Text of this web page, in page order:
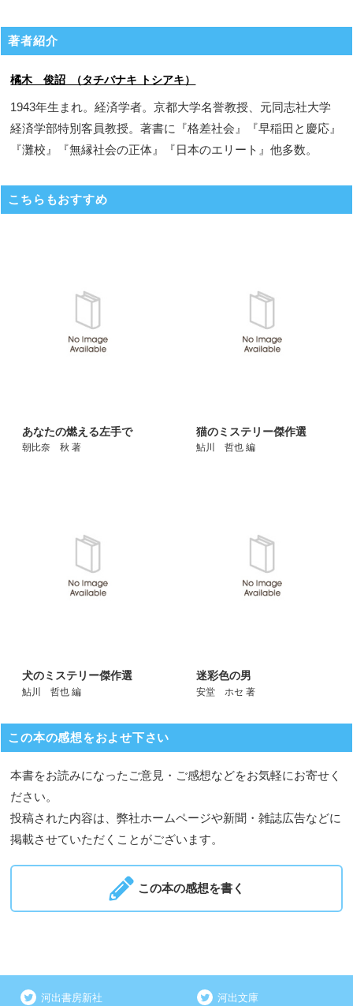
著者紹介
橘木 俊詔 （タチバナキ トシアキ）
1943年生まれ。経済学者。京都大学名誉教授、元同志社大学
経済学部特別客員教授。著書に『格差社会』『早稲田と慶応』
『灘校』『無縁社会の正体』『日本のエリート』他多数。
こちらもおすすめ
あなたの燃える左手で
朝比奈 秋 著
猫のミステリー傑作選
鮎川 哲也 編
犬のミステリー傑作選
鮎川 哲也 編
迷彩色の男
安堂 ホセ 著
この本の感想をおよせ下さい
本書をお読みになったご意見・ご感想などをお気軽にお寄せく
ださい。
投稿された内容は、弊社ホームページや新聞・雑誌広告などに
掲載させていただくことがございます。
この本の感想を書く
河出書房新社 河出文庫